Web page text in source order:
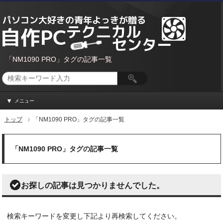
「NM1090 PRO」タグの記事一覧
メニュー
トップ 「NM1090 PRO」タグの記事一覧
「NM1090 PRO」タグの記事一覧
お探しの記事は見つかりませんでした。
検索キーワードを変更し下記より再検索してください。